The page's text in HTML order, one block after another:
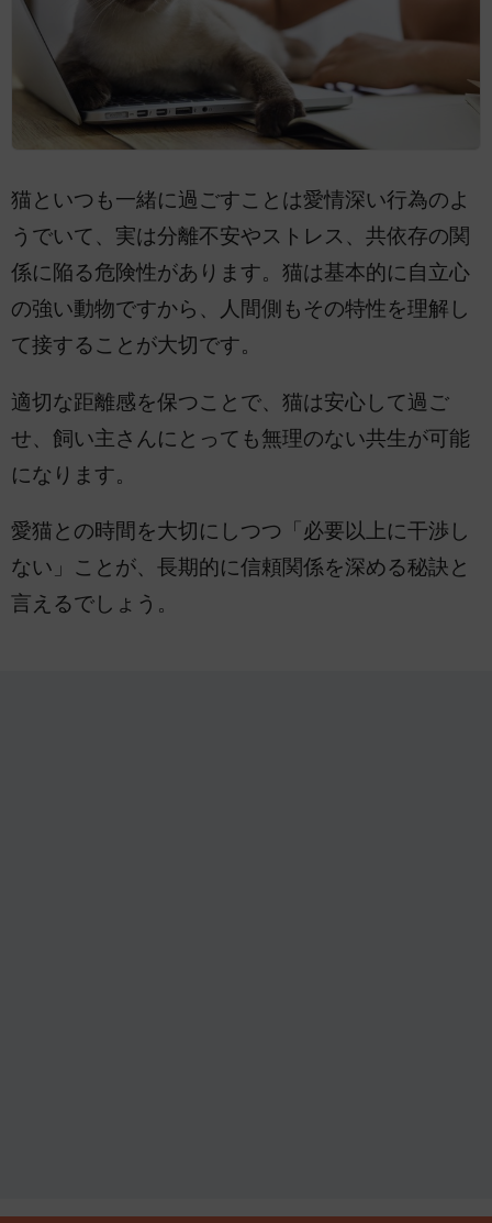
猫といつも一緒に過ごすことは愛情深い行為のよ
うでいて、実は分離不安やストレス、共依存の関
係に陥る危険性があります。猫は基本的に自立心
の強い動物ですから、人間側もその特性を理解し
て接することが大切です。
適切な距離感を保つことで、猫は安心して過ご
せ、飼い主さんにとっても無理のない共生が可能
になります。
愛猫との時間を大切にしつつ「必要以上に干渉し
ない」ことが、長期的に信頼関係を深める秘訣と
言えるでしょう。